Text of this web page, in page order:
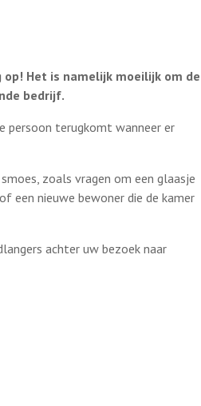
Het is namelijk moeilijk om de
bedrijf.
persoon terugkomt wanneer er
zoals vragen om een glaasje
een nieuwe bewoner die de kamer
achter uw bezoek naar